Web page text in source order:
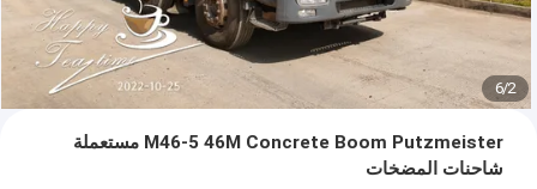
2
/
6
M46-5 46M Concrete Boom Putzmeister مستعملة
شاحنات المضخات